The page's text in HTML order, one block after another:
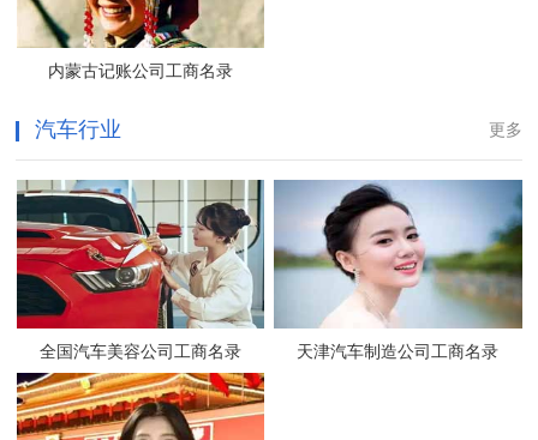
内蒙古记账公司工商名录
更多
汽车行业
全国汽车美容公司工商名录 天津汽车制造公司工商名录